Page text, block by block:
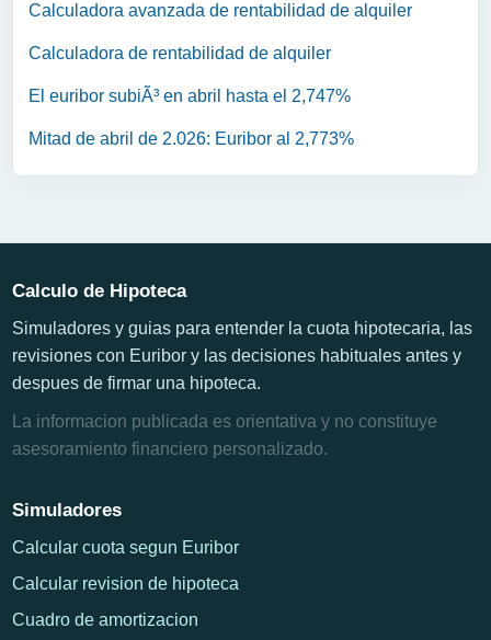
Calculadora avanzada de rentabilidad de alquiler
Calculadora de rentabilidad de alquiler
El euribor subiÃ³ en abril hasta el 2,747%
Mitad de abril de 2.026: Euribor al 2,773%
Calculo de Hipoteca
Simuladores y guias para entender la cuota hipotecaria, las
revisiones con Euribor y las decisiones habituales antes y
despues de firmar una hipoteca.
La informacion publicada es orientativa y no constituye
asesoramiento financiero personalizado.
Simuladores
Calcular cuota segun Euribor
Calcular revision de hipoteca
Cuadro de amortizacion